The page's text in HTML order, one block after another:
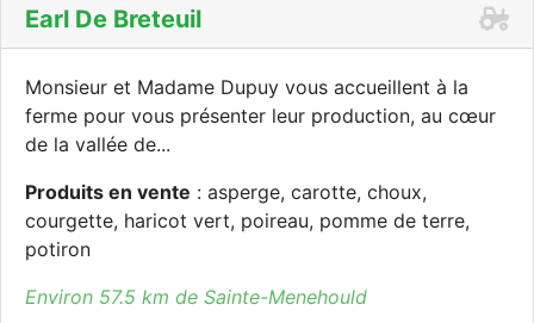
Earl De Breteuil
Monsieur et Madame Dupuy vous accueillent à la
ferme pour vous présenter leur production, au cœur
de la vallée de...
Produits en vente : asperge, carotte, choux,
courgette, haricot vert, poireau, pomme de terre,
potiron
Environ 57.5 km de Sainte-Menehould